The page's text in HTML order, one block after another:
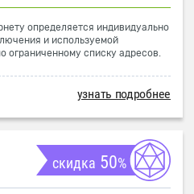
определяется индивидуально
и используемой
ограниченному списку адресов.
узнать подробнее
скидка 50%